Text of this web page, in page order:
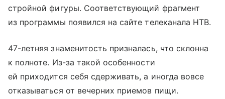
стройной фигуры. Соответствующий фрагмент
из программы появился на сайте телеканала НТВ.
47-летняя знаменитость призналась, что склонна
к полноте. Из-за такой особенности
ей приходится себя сдерживать, а иногда вовсе
отказываться от вечерних приемов пищи.